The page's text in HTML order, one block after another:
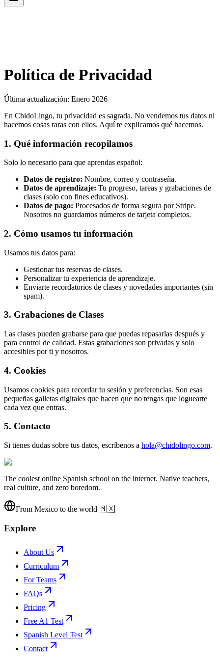
Política de Privacidad
Última actualización: Enero 2026
En ChidoLingo, tu privacidad es sagrada. No vendemos tus datos ni
hacemos cosas raras con ellos. Aquí te explicamos qué hacemos.
1. Qué información recopilamos
Solo lo necesario para que aprendas español:
Datos de registro: Nombre, correo y contraseña.
Datos de aprendizaje: Tu progreso, tareas y grabaciones de
clases (solo con fines educativos).
Datos de pago: Procesados de forma segura por Stripe.
Nosotros no guardamos números de tarjeta completos.
2. Cómo usamos tu información
Usamos tus datos para:
Gestionar tus reservas de clases.
Personalizar tu experiencia de aprendizaje.
Enviarte recordatorios de clases y novedades importantes (sin
spam).
3. Grabaciones de Clases
Las clases pueden grabarse para que puedas repasarlas después y
para control de calidad. Estas grabaciones son privadas y solo
accesibles por ti y nosotros.
4. Cookies
Usamos cookies para recordar tu sesión y preferencias. Son esas
pequeñas galletas digitales que hacen que no tengas que loguearte
cada vez que entras.
5. Contacto
Si tienes dudas sobre tus datos, escríbenos a hola@chidolingo.com.
The coolest online Spanish school on the internet. Native teachers,
real culture, and zero boredom.
From Mexico to the world 🇲🇽
Explore
About Us
Curriculum
For Teams
FAQs
Pricing
Free A1 Test
Spanish Level Test
Contact